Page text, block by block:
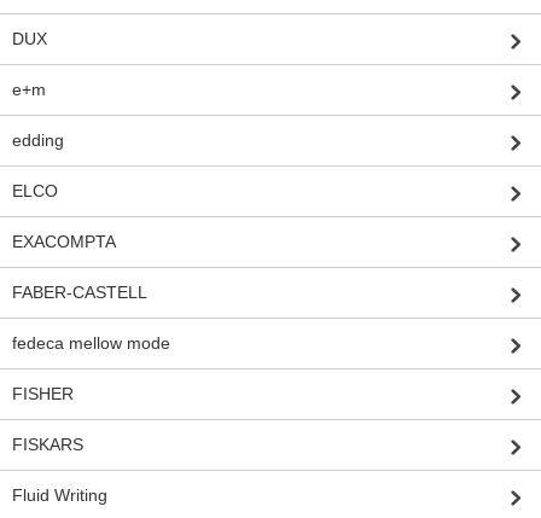
DUX
e+m
edding
ELCO
EXACOMPTA
FABER-CASTELL
fedeca mellow mode
FISHER
FISKARS
Fluid Writing